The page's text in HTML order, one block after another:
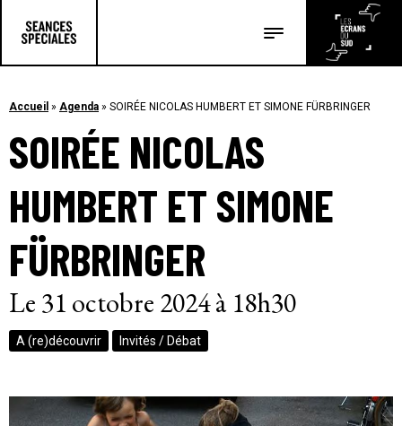
Les articles
Accueil » Agenda » SOIRÉE NICOLAS HUMBERT ET SIMONE FÜRBRINGER
SOIRÉE NICOLAS
HUMBERT ET SIMONE
FÜRBRINGER
Le 31 octobre 2024 à 18h30
A (re)découvrir Invités / Débat